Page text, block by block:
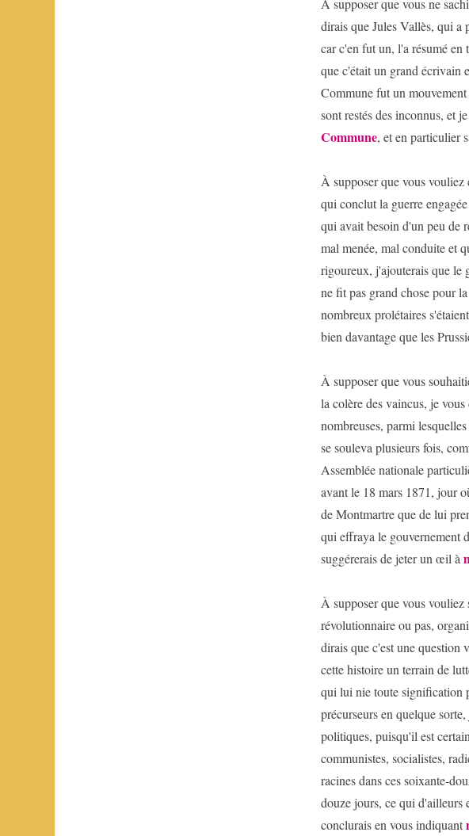
À supposer que vous ne
dirais que Jules Vallès, qui a
car c'en fut un, l'a résumé
que c'était un grand écrivain
Commune fut un
sont restés des inconnus, et
Commune, et en particulier
À supposer que vous
qui conclut la guerre
qui avait besoin d'un peu de
mal menée, mal conduite et
rigoureux, j'ajouterais que le
ne fit pas grand chose pour
nombreux prolétaires
bien davantage que les
À supposer que vous
la colère des vaincus, je
nombreuses, parmi
se souleva plusieurs fois,
Assemblée nationale
avant le 18 mars 1871, jour
de Montmartre que de lui
qui effraya le gouvernement
suggérerais de jeter un œil à
À supposer que vous
révolutionnaire ou pas,
dirais que c'est une question
cette histoire un terrain de
qui lui nie toute signification
précurseurs en quelque
politiques, puisqu'il est
communistes, socialistes,
racines dans ces soixante-
douze jours, ce qui d'ailleurs
conclurais en vous indiquant